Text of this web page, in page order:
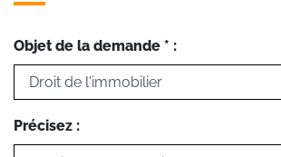
Objet de la demande * :
Précisez :